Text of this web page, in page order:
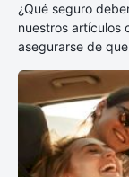
¿Qué seguro
nuestros artículos
asegurarse de